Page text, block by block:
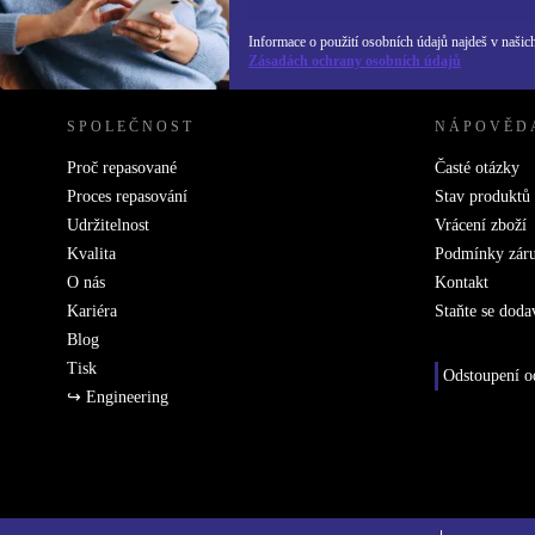
Informace o použití osobních údajů najdeš v
Zásadách ochrany osobních údajů
REFURBED ČESKO - RETHINK NEW.
SPOLEČNOST
Proč repasované
Proces repasování
Udržitelnost
Kvalita
O nás
Kariéra
Blog
Tisk
↪ Engineering
Časté otázky
Stav produktů
Vrácení zboží
Podmínky
Kontakt
Staňte se
Odstoupení